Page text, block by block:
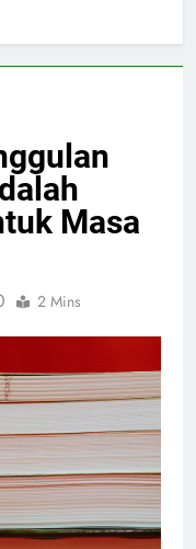
Masa
2 Mins